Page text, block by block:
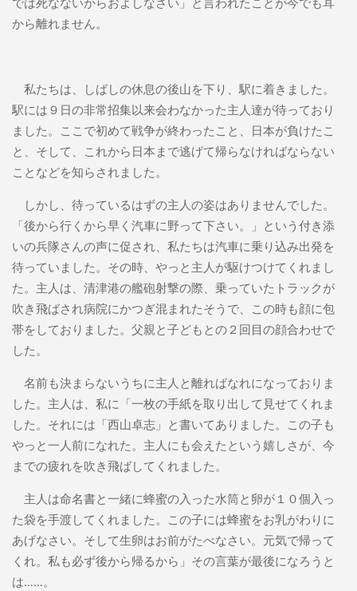
から離れません。
私たちは、しばしの休息の後山を下り、駅に着きました。
駅には９日の非常招集以来会わなかった主人達が待っており
ました。ここで初めて戦争が終わったこと、日本が負けたこ
と、そして、これから日本まで逃げて帰らなければならない
ことなどを知らされました。
しかし、待っているはずの主人の姿はありませんでした。
「後から行くから早く汽車に野って下さい。」という付き添
いの兵隊さんの声に促され、私たちは汽車に乗り込み出発を
待っていました。その時、やっと主人が駆けつけてくれまし
た。主人は、清津港の艦砲射撃の際、乗っていたトラックが
吹き飛ばされ病院にかつぎ混まれたそうで、この時も顔に包
帯をしておりました。父親と子どもとの２回目の顔合わせで
した。
名前も決まらないうちに主人と離ればなれになっておりま
した。主人は、私に「一枚の手紙を取り出して見せてくれま
した。それには「西山卓志」と書いてありました。この子も
やっと一人前になれた。主人にも会えたという嬉しさが、今
までの疲れを吹き飛ばしてくれました。
主人は命名書と一緒に蜂蜜の入った水筒と卵が１０個入っ
た袋を手渡してくれました。この子には蜂蜜をお乳がわりに
あげなさい。そして生卵はお前がたべなさい。元気で帰って
くれ。私も必ず後から帰るから」その言葉が最後になろうと
は……。